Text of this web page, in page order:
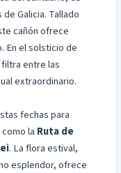
Galicia. Tallado
cañón ofrece
En el solsticio de
entre las
extraordinario.
fechas para
como la Ruta de
. La flora estival,
esplendor, ofrece